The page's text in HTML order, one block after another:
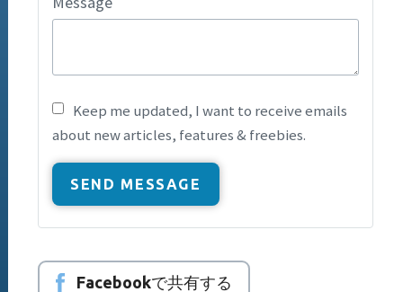
Keep me updated, I want to receive emails
about new articles, features & freebies.
Facebookで共有する